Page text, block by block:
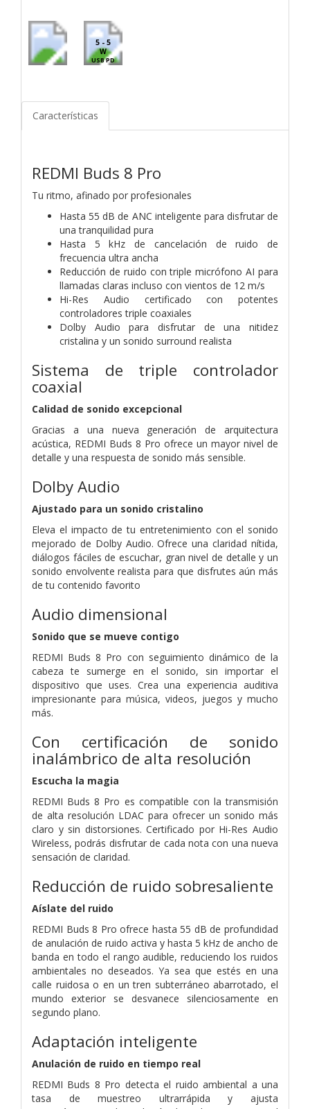
5 - 5
W
USB PD
Características
REDMI Buds 8 Pro
Tu ritmo, afinado por profesionales
Hasta 55 dB de ANC inteligente para disfrutar de
una tranquilidad pura
Hasta 5 kHz de cancelación de ruido de
frecuencia ultra ancha
Reducción de ruido con triple micrófono AI para
llamadas claras incluso con vientos de 12 m/s
Hi-Res Audio certificado con potentes
controladores triple coaxiales
Dolby Audio para disfrutar de una nitidez
cristalina y un sonido surround realista
Sistema de triple controlador
coaxial
Calidad de sonido excepcional
Gracias a una nueva generación de arquitectura
acústica, REDMI Buds 8 Pro ofrece un mayor nivel de
detalle y una respuesta de sonido más sensible.
Dolby Audio
Ajustado para un sonido cristalino
Eleva el impacto de tu entretenimiento con el sonido
mejorado de Dolby Audio. Ofrece una claridad nítida,
diálogos fáciles de escuchar, gran nivel de detalle y un
sonido envolvente realista para que disfrutes aún más
de tu contenido favorito
Audio dimensional
Sonido que se mueve contigo
REDMI Buds 8 Pro con seguimiento dinámico de la
cabeza te sumerge en el sonido, sin importar el
dispositivo que uses. Crea una experiencia auditiva
impresionante para música, videos, juegos y mucho
más.
Con certificación de sonido
inalámbrico de alta resolución
Escucha la magia
REDMI Buds 8 Pro es compatible con la transmisión
de alta resolución LDAC para ofrecer un sonido más
claro y sin distorsiones. Certificado por Hi-Res Audio
Wireless, podrás disfrutar de cada nota con una nueva
sensación de claridad.
Reducción de ruido sobresaliente
Aíslate del ruido
REDMI Buds 8 Pro ofrece hasta 55 dB de profundidad
de anulación de ruido activa y hasta 5 kHz de ancho de
banda en todo el rango audible, reduciendo los ruidos
ambientales no deseados. Ya sea que estés en una
calle ruidosa o en un tren subterráneo abarrotado, el
mundo exterior se desvanece silenciosamente en
segundo plano.
Adaptación inteligente
Anulación de ruido en tiempo real
REDMI Buds 8 Pro detecta el ruido ambiental a una
tasa de muestreo ultrarrápida y ajusta